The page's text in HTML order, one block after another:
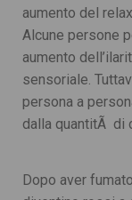
aumento del
Alcune persone
aumento
sensoriale.
persona a
dalla quantitÃ di
Dopo aver